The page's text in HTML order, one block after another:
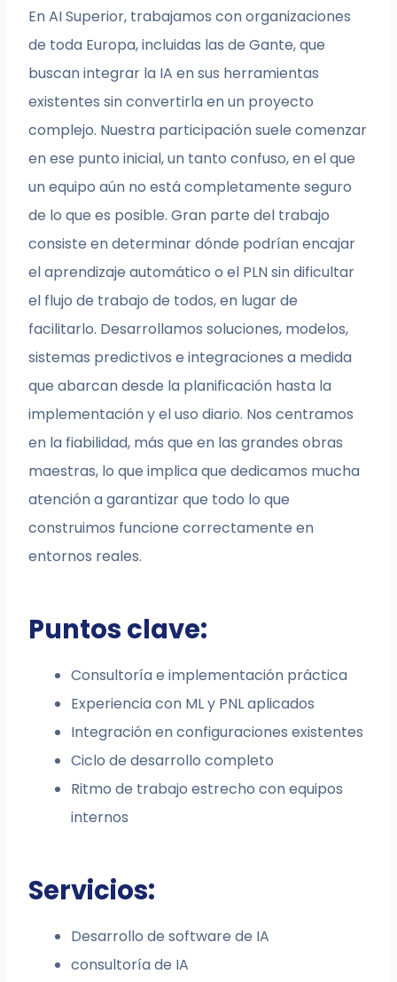
En AI Superior, trabajamos con organizaciones
de toda Europa, incluidas las de Gante, que
buscan integrar la IA en sus herramientas
existentes sin convertirla en un proyecto
complejo. Nuestra participación suele comenzar
en ese punto inicial, un tanto confuso, en el que
un equipo aún no está completamente seguro
de lo que es posible. Gran parte del trabajo
consiste en determinar dónde podrían encajar
el aprendizaje automático o el PLN sin dificultar
el flujo de trabajo de todos, en lugar de
facilitarlo. Desarrollamos soluciones, modelos,
sistemas predictivos e integraciones a medida
que abarcan desde la planificación hasta la
implementación y el uso diario. Nos centramos
en la fiabilidad, más que en las grandes obras
maestras, lo que implica que dedicamos mucha
atención a garantizar que todo lo que
construimos funcione correctamente en
entornos reales.
Puntos clave:
Consultoría e implementación práctica
Experiencia con ML y PNL aplicados
Integración en configuraciones existentes
Ciclo de desarrollo completo
Ritmo de trabajo estrecho con equipos
internos
Servicios:
Desarrollo de software de IA
consultoría de IA